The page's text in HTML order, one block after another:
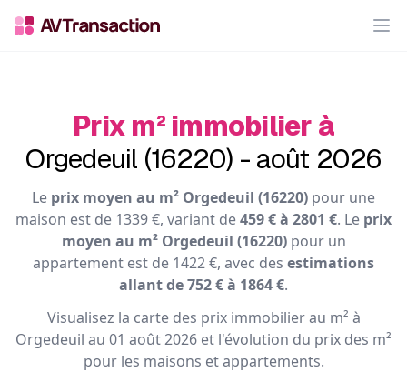
Prix m² immobilier à
Orgedeuil (16220) - août 2026
Le prix moyen au m² Orgedeuil (16220) pour une
maison est de 1339 €, variant de459 € à 2801 €. Le prix
moyen au m² Orgedeuil (16220)pour un
appartement est de 1422 €, avec des estimations
allant de 752 € à 1864 €.
Visualisez la carte des prix immobilier au m² à
Orgedeuil au 01 août 2026 et l'évolution du prix des m²
pour les maisons et appartements.